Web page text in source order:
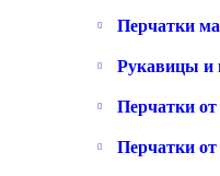
Перчатки
Рукавицы и
Перчатки от
Перчатки от